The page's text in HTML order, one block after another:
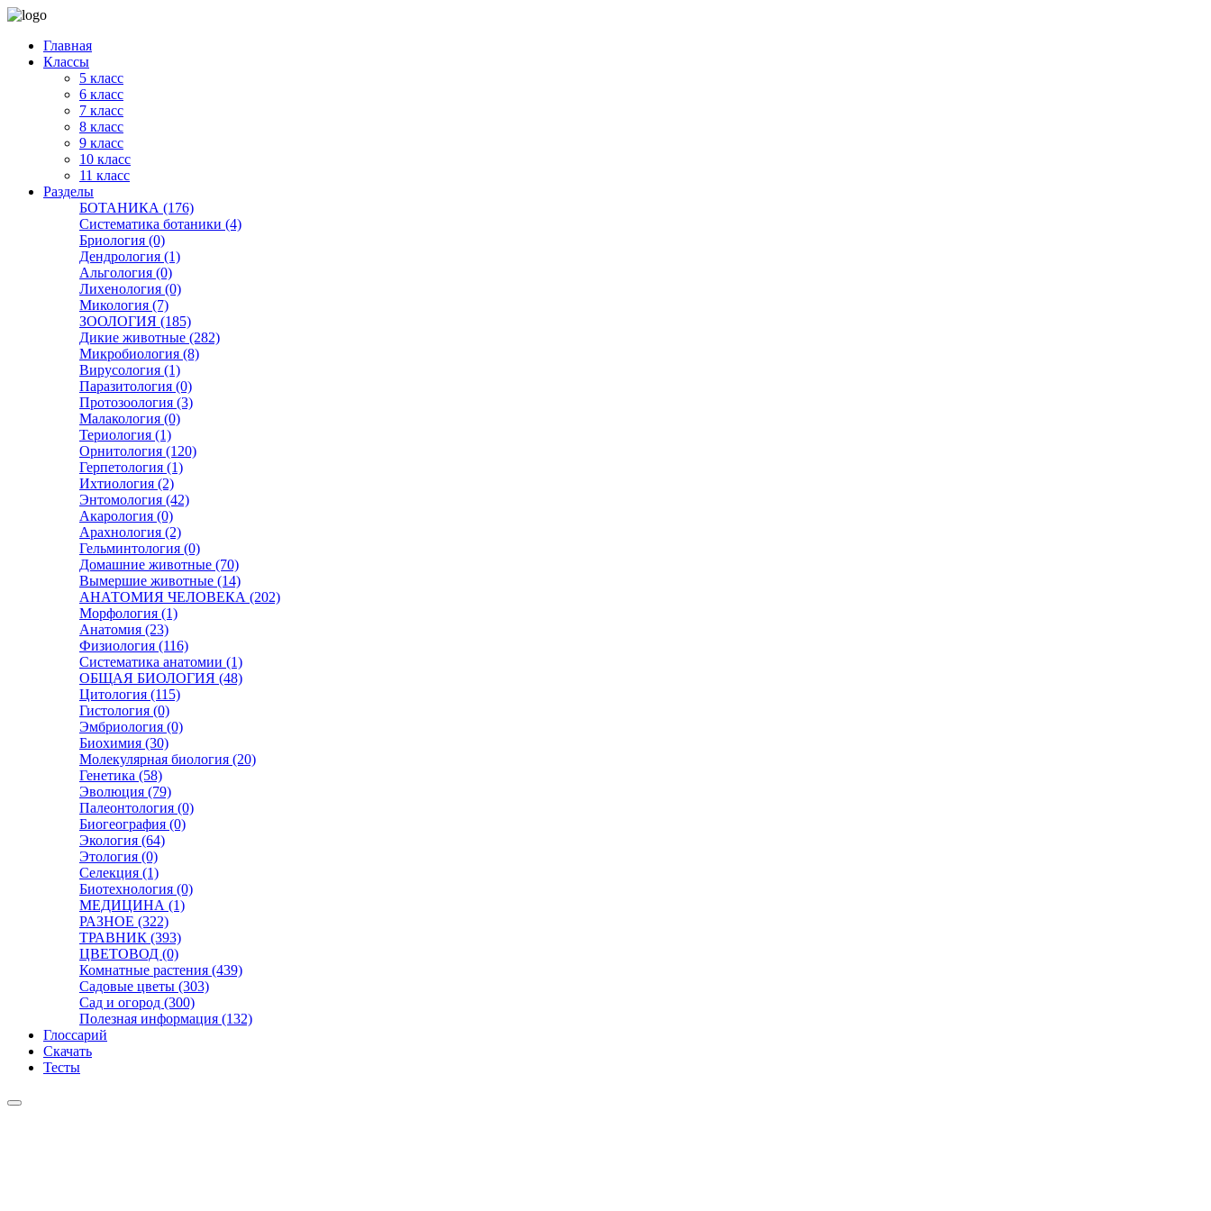
Главная
Классы
5 класс
6 класс
7 класс
8 класс
9 класс
10 класс
11 класс
Разделы
БОТАНИКА (176)
Систематика ботаники (4)
Бриология (0)
Дендрология (1)
Альгология (0)
Лихенология (0)
Микология (7)
ЗООЛОГИЯ (185)
Дикие животные (282)
Микробиология (8)
Вирусология (1)
Паразитология (0)
Протозоология (3)
Малакология (0)
Териология (1)
Орнитология (120)
Герпетология (1)
Ихтиология (2)
Энтомология (42)
Акарология (0)
Арахнология (2)
Гельминтология (0)
Домашние животные (70)
Вымершие животные (14)
АНАТОМИЯ ЧЕЛОВЕКА (202)
Морфология (1)
Анатомия (23)
Физиология (116)
Систематика анатомии (1)
ОБЩАЯ БИОЛОГИЯ (48)
Цитология (115)
Гистология (0)
Эмбриология (0)
Биохимия (30)
Молекулярная биология (20)
Генетика (58)
Эволюция (79)
Палеонтология (0)
Биогеография (0)
Экология (64)
Этология (0)
Селекция (1)
Биотехнология (0)
МЕДИЦИНА (1)
РАЗНОЕ (322)
ТРАВНИК (393)
ЦВЕТОВОД (0)
Комнатные растения (439)
Садовые цветы (303)
Сад и огород (300)
Полезная информация (132)
Глоссарий
Скачать
Тесты